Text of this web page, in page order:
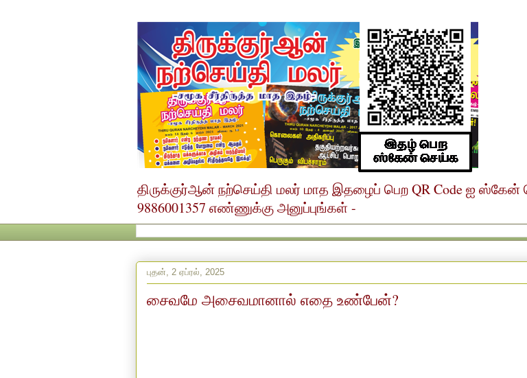
திருக்குர்ஆன் நற்செய்தி மலர் மாத இதழைப் பெற QR Code ஐ
9886001357 எண்ணுக்கு அனுப்புங்கள் -
புதன், 2 ஏப்ரல், 2025
சைவமே அசைவமானால் எதை உண்பேன்?